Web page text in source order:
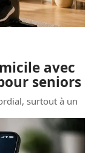
avec
seniors
surtout à un